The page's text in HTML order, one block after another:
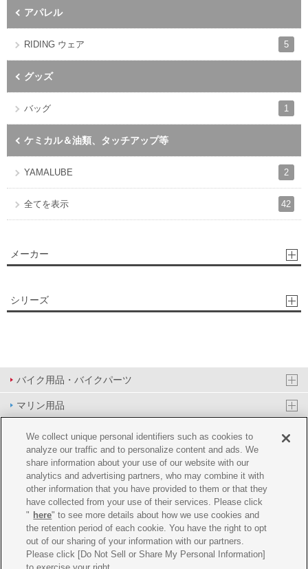
アパレル
RIDING ウェア 5
グッズ
バッグ 1
ケミカル＆油類、タッチアップ等
YAMALUBE 2
全てを表示 42
メーカー
シリーズ
バイク用品・バイクパーツ
マリン用品
PAS/YPJ用品
その他用品
イベント&エンターテイメント
オンラインショップ
企業情報
ご利用規約 推薦環境 プライバシーポリシー Cookie ポリシー
We collect unique personal identifiers such as cookies to
analyze our traffic and to personalize content and ads. We
share information about your use of our website with our
analytics and advertising partners, who may combine it with
other information that you have provided to them or that they
have collected from your use of their services. Please click
" here" to see more details about how we use cookies and
the retention period of each cookie. You have the right to opt
out of our sharing of your information with our partners.
Please click [Do Not Sell or Share My Personal Information]